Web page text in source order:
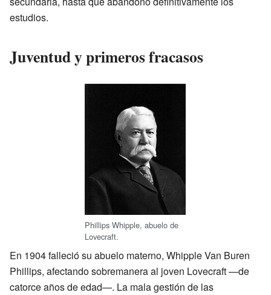
estudios.
Juventud y primeros fracasos
Phillips Whipple, abuelo de
Lovecraft.
En 1904 falleció su abuelo materno, Whipple Van Buren
Phillips, afectando sobremanera al joven Lovecraft —de
catorce años de edad—. La mala gestión de las